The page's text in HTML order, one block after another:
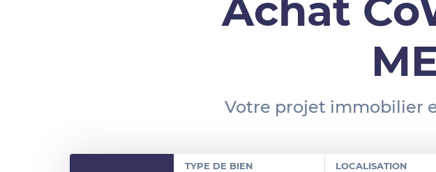
Achat
Votre projet immobilier
TYPE DE BIEN LOCALISATION